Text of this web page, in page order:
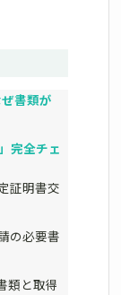
書類が
完全チェ
証明書交
の必要書
類と取得